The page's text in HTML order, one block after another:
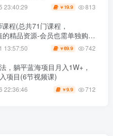
23:40:29 ￥ 19.9 813
程(总共71门课程，
精品资源-会员也需单独购买
13:57:50 ￥69.9 742
，躺平蓝海项目月入1W+，
项目(6节视频课)
22:36:46 ￥9.9 712